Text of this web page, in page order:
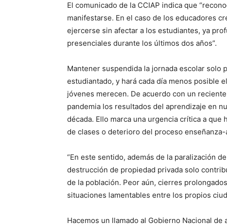
El comunicado de la CCIAP indica que
manifestarse. En el caso de los educadores
ejercerse sin afectar a los estudiantes, ya
presenciales durante los últimos dos años”.
Mantener suspendida la jornada escolar solo
estudiantado, y hará cada día menos posible
jóvenes merecen. De acuerdo con un
pandemia los resultados del aprendizaje en
década. Ello marca una urgencia crítica a
de clases o deterioro del proceso
“En este sentido, además de la paralización
destrucción de propiedad privada solo
de la población. Peor aún, cierres
situaciones lamentables entre los propios
Hacemos un llamado al Gobierno Nacional